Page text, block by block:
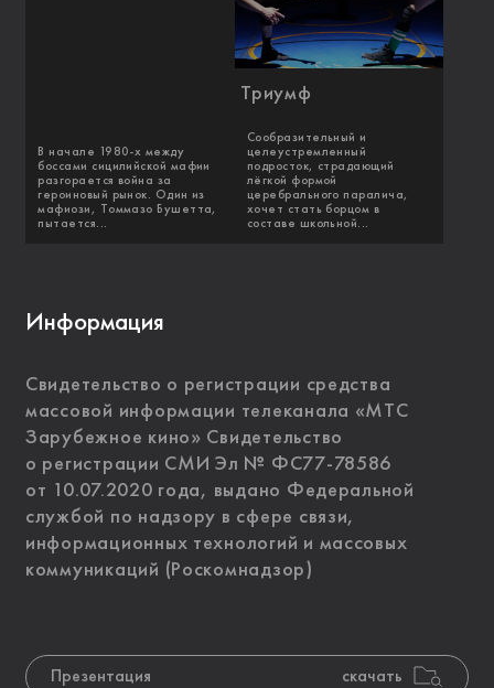
В начале 1980-х между
боссами сицилийской мафии
разгорается война за
героиновый рынок. Один из
мафиози, Томмазо Бушетта,
пытается...
Триумф
Сообразительный и
целеустремленный
подросток, страдающий
лёгкой формой
церебрального паралича,
хочет стать борцом в
составе школьной...
Информация
Свидетельство о регистрации средства
массовой информации телеканала «МТС
Зарубежное кино» Свидетельство
о регистрации СМИ Эл № ФС77-78586
от 10.07.2020 года, выдано Федеральной
службой по надзору в сфере связи,
информационных технологий и массовых
коммуникаций (Роскомнадзор)
Презентация скачать